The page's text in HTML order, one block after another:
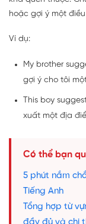
hoặc gợi ý một
Ví dụ:
My brother
gợi ý cho tôi
This boy
xuất một địa
Có thể bạn
5 phút nắm
Tiếng Anh
Tổng hợp từ
đầy đủ và chi